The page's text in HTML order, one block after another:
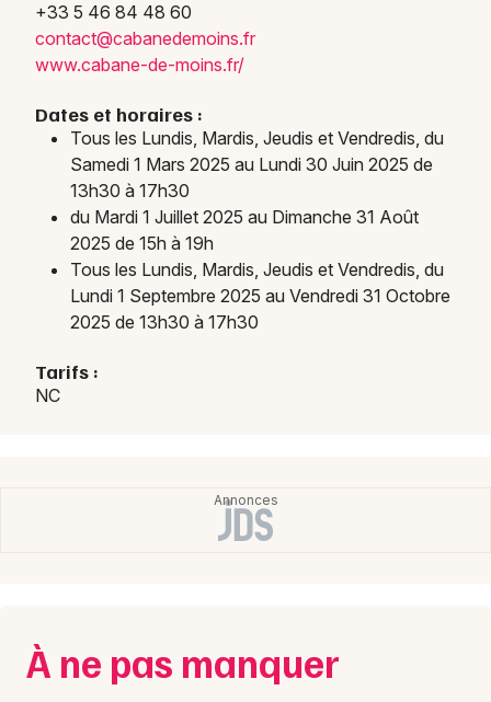
Visites en Poitou-Charente
Newsletter des sorties
Artistes en tournée
Actus à Rochefort
Magazine à Rochefort
+33 5 46 84 48 60
contact@cabanedemoins.fr
www.cabane-de-moins.fr/
Dates et horaires :
Tous les Lundis, Mardis, Jeudis et Vendredis, du
Samedi 1 Mars 2025 au Lundi 30 Juin 2025 de
13h30 à 17h30
du Mardi 1 Juillet 2025 au Dimanche 31 Août
2025 de 15h à 19h
Tous les Lundis, Mardis, Jeudis et Vendredis, du
Lundi 1 Septembre 2025 au Vendredi 31 Octobre
2025 de 13h30 à 17h30
Tarifs :
NC
À ne pas manquer